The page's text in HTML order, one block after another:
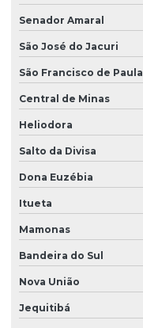
Senador Amaral
São José do Jacuri
São Francisco de Paula
Central de Minas
Heliodora
Salto da Divisa
Dona Euzébia
Itueta
Mamonas
Bandeira do Sul
Nova União
Jequitibá